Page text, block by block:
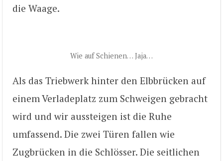
die Waage.
Wie auf Schienen… Jaja…
Als das Triebwerk hinter den Elbbrücken auf
einem Verladeplatz zum Schweigen gebracht
wird und wir aussteigen ist die Ruhe
umfassend. Die zwei Türen fallen wie
Zugbrücken in die Schlösser. Die seitlichen